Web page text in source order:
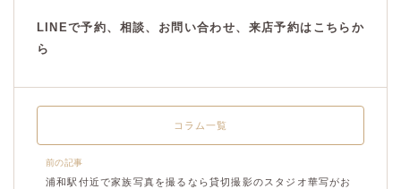
LINEで予約、相談、お問い合わせ、来店予約はこちらか
ら
前の記事
浦和駅付近で家族写真を撮るなら貸切撮影のスタジオ華写がお
コラム一覧